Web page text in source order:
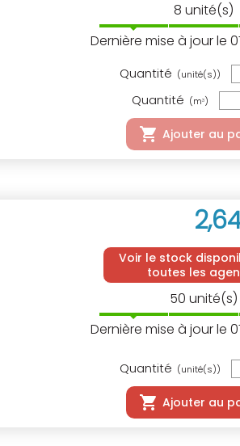
8 unité(s)
Dernière mise à jour le
Quantité (unité(s))
Quantité (m3)
Ajouter au
2,
Voir le stock
toutes les
50 unité(s)
Dernière mise à jour le
Quantité (unité(s))
Ajouter au